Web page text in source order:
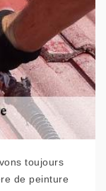
toujours
de peinture